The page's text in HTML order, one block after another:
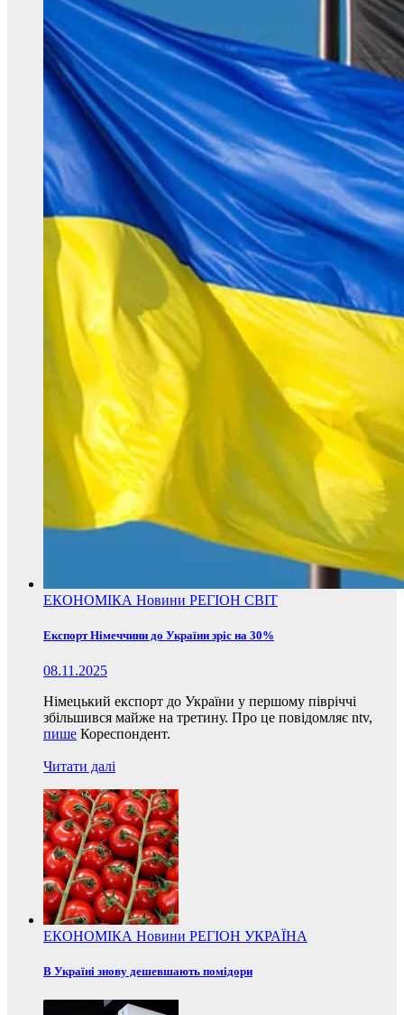
ЕКОНОМІКА Новини РЕГІОН СВІТ
Експорт Німеччини до України зріс на 30%
08.11.2025
Німецький експорт до України у першому півріччі
збільшився майже на третину. Про це повідомляє ntv,
пише Кореспондент.
Читати далі
ЕКОНОМІКА Новини РЕГІОН УКРАЇНА
В Україні знову дешевшають помідори